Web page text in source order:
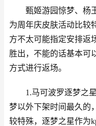
甄姬游园惊梦、杨
为周年庆皮肤活动比较
方不太可能指定安排返
胜出，不能的话基本可
方式进行返场。
1.马可波罗逐梦之
梦以外下架时间最久的
较特殊，逐梦之星作为